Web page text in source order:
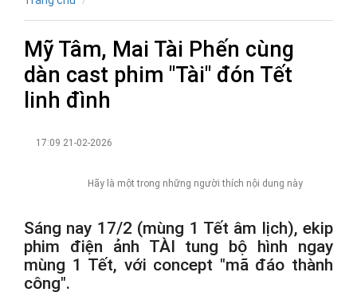
Mỹ Tâm, Mai Tài Phến cùng
dàn cast phim "Tài" đón Tết
linh đình
17:09 21-02-2026
Hãy là một trong những người thích nội dung này
Sáng nay 17/2 (mùng 1 Tết âm lịch), ekip
phim điện ảnh TÀI tung bộ hình ngay
mùng 1 Tết, với concept "mã đáo thành
công".